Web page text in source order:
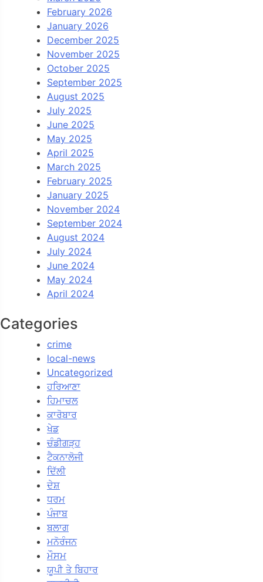
February 2026
January 2026
December 2025
November 2025
October 2025
September 2025
August 2025
July 2025
June 2025
May 2025
April 2025
March 2025
February 2025
January 2025
November 2024
September 2024
August 2024
July 2024
June 2024
May 2024
April 2024
Categories
crime
local-news
Uncategorized
ਹਰਿਆਣਾ
ਹਿਮਾਚਲ
ਕਾਰੋਬਾਰ
ਖੇਡ
ਚੰਡੀਗੜ੍ਹ
ਟੈਕਨਾਲੋਜੀ
ਦਿੱਲੀ
ਦੇਸ਼
ਧਰਮ
ਪੰਜਾਬ
ਬਲਾਗ
ਮਨੋਰੰਜਨ
ਮੌਸਮ
ਯੂਪੀ ਤੇ ਬਿਹਾਰ